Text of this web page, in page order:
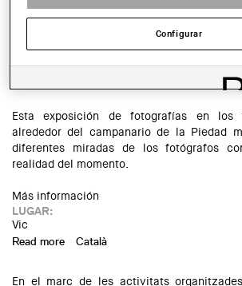
En el marco de las actividades
Capital de la Cultura Catalana 2016",
visitar la exposición fotográfica "A
Esta exposición de fotografías en los
alrededor del campanario de la Piedad
diferentes miradas de los fotógrafos
realidad del momento.
Más información
LUGAR:
Vic
Read more about Exposición en Vic: "A vista de
Català
En el marc de les activitats
Configurar